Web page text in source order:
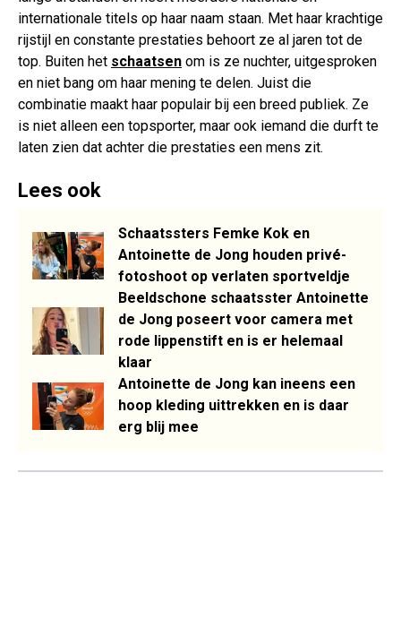
internationale titels op haar naam staan. Met haar krachtige
rijstijl en constante prestaties behoort ze al jaren tot de
top. Buiten het schaatsen om is ze nuchter, uitgesproken
en niet bang om haar mening te delen. Juist die
combinatie maakt haar populair bij een breed publiek. Ze
is niet alleen een topsporter, maar ook iemand die durft te
laten zien dat achter die prestaties een mens zit.
Lees ook
Schaatssters Femke Kok en
Antoinette de Jong houden privé-
fotoshoot op verlaten sportveldje
Beeldschone schaatsster Antoinette
de Jong poseert voor camera met
rode lippenstift en is er helemaal
klaar
Antoinette de Jong kan ineens een
hoop kleding uittrekken en is daar
erg blij mee